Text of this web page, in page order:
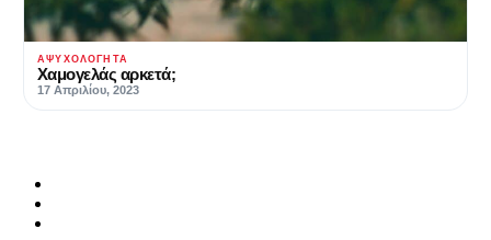
ΑΨΥΧΟΛΌΓΗΤΑ
Χαμογελάς αρκετά;
17 Απριλίου, 2023